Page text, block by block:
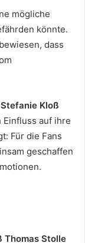
mögliche
könnte.
dass
Stefanie Kloß
Einfluss auf ihre
Für die Fans
geschaffen
Thomas Stolle